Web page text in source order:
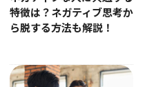
特徴は？ネガティブ思考か
ら脱する方法も解説！